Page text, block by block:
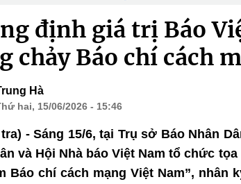
định giá trị Báo
chảy Báo chí cách
Hà
hai, 15/06/2026 - 15:46
- Sáng 15/6, tại Trụ sở Báo Nhân
và Hội Nhà báo Việt Nam tổ chức
Báo chí cách mạng Việt Nam”, nhân